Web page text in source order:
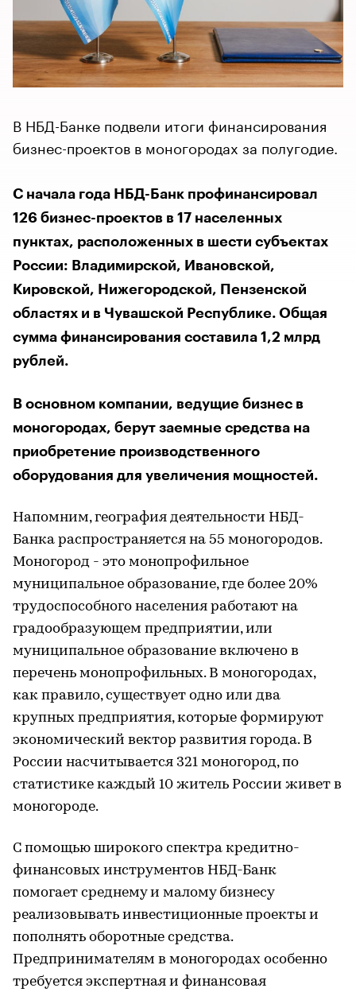
В НБД-Банке подвели итоги финансирования
бизнес-проектов в моногородах за полугодие.
С начала года НБД-Банк профинансировал
126 бизнес-проектов в 17 населенных
пунктах, расположенных в шести субъектах
России: Владимирской, Ивановской,
Кировской, Нижегородской, Пензенской
областях и в Чувашской Республике. Общая
сумма финансирования составила 1,2 млрд
рублей.
В основном компании, ведущие бизнес в
моногородах, берут заемные средства на
приобретение производственного
оборудования для увеличения мощностей.
Напомним, география деятельности НБД-
Банка распространяется на 55 моногородов.
Моногород - это монопрофильное
муниципальное образование, где более 20%
трудоспособного населения работают на
градообразующем предприятии, или
муниципальное образование включено в
перечень монопрофильных. В моногородах,
как правило, существует одно или два
крупных предприятия, которые формируют
экономический вектор развития города. В
России насчитывается 321 моногород, по
статистике каждый 10 житель России живет в
моногороде.
С помощью широкого спектра кредитно-
финансовых инструментов НБД-Банк
помогает среднему и малому бизнесу
реализовывать инвестиционные проекты и
пополнять оборотные средства.
Предпринимателям в моногородах особенно
требуется экспертная и финансовая